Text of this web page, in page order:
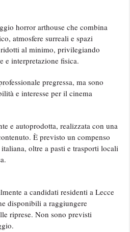
horror arthouse che combina
atmosfere surreali e spazi
al minimo, privilegiando
e interpretazione fisica.
pregressa, ma sono
e interesse per il cinema
e autoprodotta, realizzata con una
È previsto un compenso
oltre a pasti e trasporti locali
a candidati residenti a Lecce
disponibili a raggiungere
riprese. Non sono previsti